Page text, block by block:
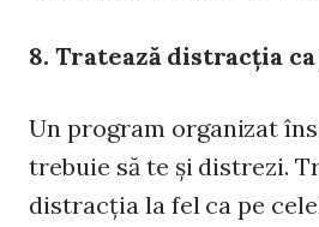
8. Tratează distracţia
Un program organizat
trebuie să te şi distrezi.
distracţia la fel ca pe